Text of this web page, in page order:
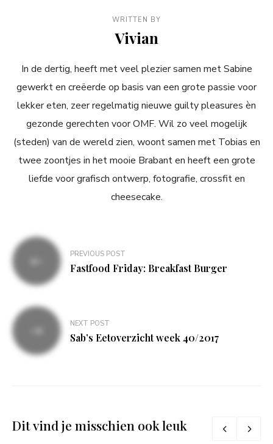
WRITTEN BY
Vivian
In de dertig, heeft met veel plezier samen met Sabine
gewerkt en creëerde op basis van een grote passie voor
lekker eten, zeer regelmatig nieuwe guilty pleasures èn
gezonde gerechten voor OMF. Wil zo veel mogelijk
(steden) van de wereld zien, woont samen met Tobias en
twee zoontjes in het mooie Brabant en heeft een grote
liefde voor grafisch ontwerp, fotografie, crossfit en
cheesecake.
Bericht
navigatie
PREVIOUS POST
Fastfood Friday: Breakfast Burger
NEXT POST
Sab’s Eetoverzicht week 40/2017
Dit vind je misschien ook leuk